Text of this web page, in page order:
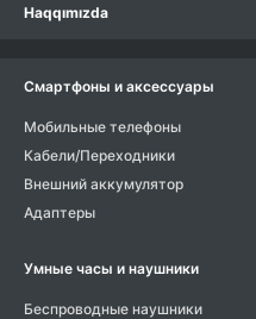
Haqqımızda
Смартфоны и аксессуары
Мобильные телефоны
Кабели/Переходники
Внешний аккумулятор
Адаптеры
Умные часы и наушники
Беспроводные наушники